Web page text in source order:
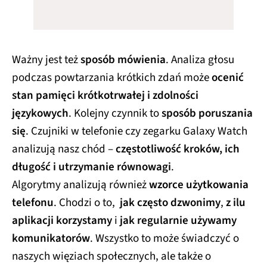
Ważny jest teżsposób mówienia. Analiza głosu
podczas powtarzania krótkich zdań możeocenić
stan pamięci krótkotrwałej i zdolności
językowych. Kolejny czynnik tosposób poruszania
się. Czujniki w telefonie czy zegarku Galaxy Watch
analizują nasz chód –częstotliwość kroków, ich
długość i utrzymanie równowagi.
Algorytmy analizują równieżwzorce użytkowania
telefonu. Chodzi o to, jak często dzwonimy,z ilu
aplikacji korzystamyi jak regularnie używamy
komunikatorów. Wszystko to może świadczyć o
naszych więziach społecznych, ale także o